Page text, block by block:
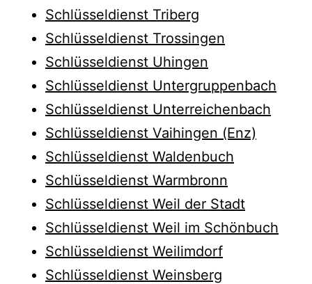
Schlüsseldienst Triberg
Schlüsseldienst Trossingen
Schlüsseldienst Uhingen
Schlüsseldienst Untergruppenbach
Schlüsseldienst Unterreichenbach
Schlüsseldienst Vaihingen (Enz)
Schlüsseldienst Waldenbuch
Schlüsseldienst Warmbronn
Schlüsseldienst Weil der Stadt
Schlüsseldienst Weil im Schönbuch
Schlüsseldienst Weilimdorf
Schlüsseldienst Weinsberg